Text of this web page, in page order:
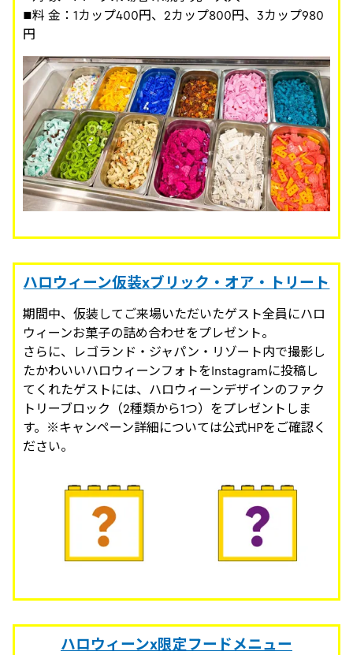
■料 金：1カップ400円、2カップ800円、3カップ980
円
ハロウィーン仮装xブリック・オア・トリート
期間中、仮装してご来場いただいたゲスト全員にハロ
ウィーンお菓子の詰め合わせをプレゼント。
さらに、レゴランド・ジャパン・リゾート内で撮影し
たかわいいハロウィーンフォトをInstagramに投稿し
てくれたゲストには、ハロウィーンデザインのファク
トリーブロック（2種類から1つ）をプレゼントしま
す。※キャンペーン詳細については公式HPをご確認く
ださい。
ハロウィーンx限定フードメニュー